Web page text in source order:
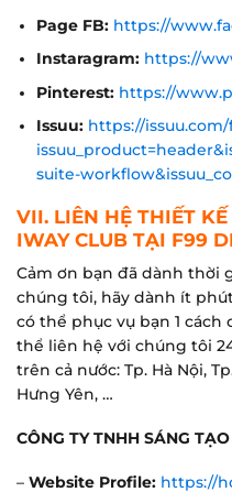
Page FB: https://
Instaragram: https://
Pinterest: https://
Issuu: https://issuu.com/
suite-
VII. LIÊN HỆ THIẾT KẾ
IWAY CLUB TẠI F99
Cảm ơn bạn đã dành thời
chúng tôi, hãy dành ít
có thể phục vụ bạn 1 cách
thể liên hệ với chúng tôi
trên cả nước: Tp. Hà Nội,
Hưng Yên, …
CÔNG TY TNHH SÁNG
– Website Profile: https://